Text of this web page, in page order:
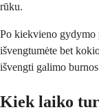
rūku.
Po kiekvieno gydymo
išvengtumėte bet
išvengti galimo
Kiek laiko